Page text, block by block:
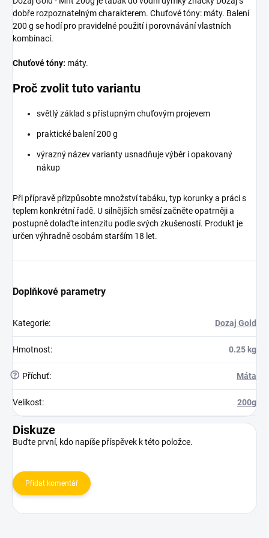
dobře rozpoznatelným charakterem. Chuťové tóny: máty. Balení
200 g se hodí pro pravidelné použití i porovnávání vlastních
kombinací.
Chuťové tóny: máty.
Proč zvolit tuto variantu
světlý základ s přístupným chuťovým projevem
praktické balení 200 g
výrazný název varianty usnadňuje výběr i opakovaný
nákup
Při přípravě přizpůsobte množství tabáku, typ korunky a práci s
teplem konkrétní řadě. U silnějších směsí začněte opatrněji a
postupně dolaďte intenzitu podle svých zkušeností. Produkt je
určen výhradně osobám starším 18 let.
Doplňkové parametry
Kategorie: Dozaj Gold
Hmotnost: 0.25 kg
? Příchuť: Máta
Velikost: 200g
Diskuze
Buďte první, kdo napíše příspěvek k této položce.
Přidat komentář